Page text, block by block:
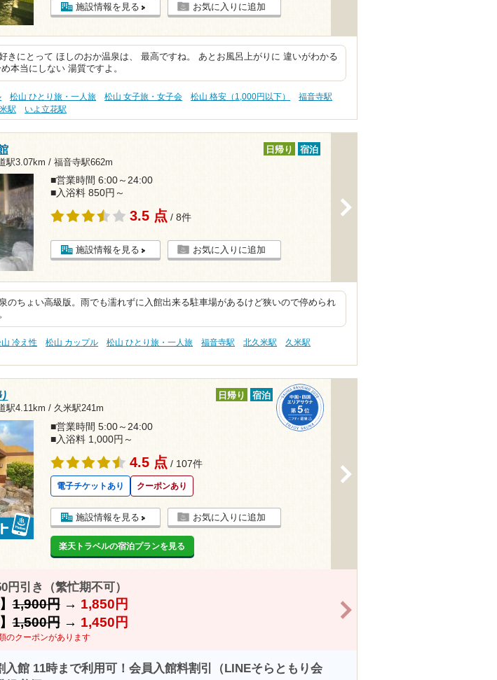
施設情報を見る お気に入りに追加
きにとって ほしのおか温泉は、 最高ですね。 あとお風呂上がりに 違いがわかる
本当にしない 湯質ですよ。
松山 ひとり旅・一人旅 松山 女子旅・女子会 松山 格安（1,000円以下）
福音寺駅
駅 いよ立花駅
駅3.07km / 福音寺駅662m
日帰り 宿泊
■営業時間 6:00～24:00
■入浴料 850円～
3.5 点 / 8件
施設情報を見る お気に入りに追加
のちょい高級版。雨でも濡れずに入館出来る駐車場があるけど狭いので停められ
冷え性 松山 カップル 松山 ひとり旅・一人旅 福音寺駅 北久米駅
久米駅
駅4.11km / 久米駅241m
日帰り 宿泊
■営業時間 5:00～24:00
■入浴料 1,000円～
4.5 点 / 107件
電子チケットあり クーポンあり
施設情報を見る お気に入りに追加
楽天トラベルの宿泊プランを見る
円引き（繁忙期不可）
1,900円→ 1,850円
1,500円→ 1,450円
のクーポンがあります
>
入館 11時まで利用可！会員入館料割引（LINEそらともり会